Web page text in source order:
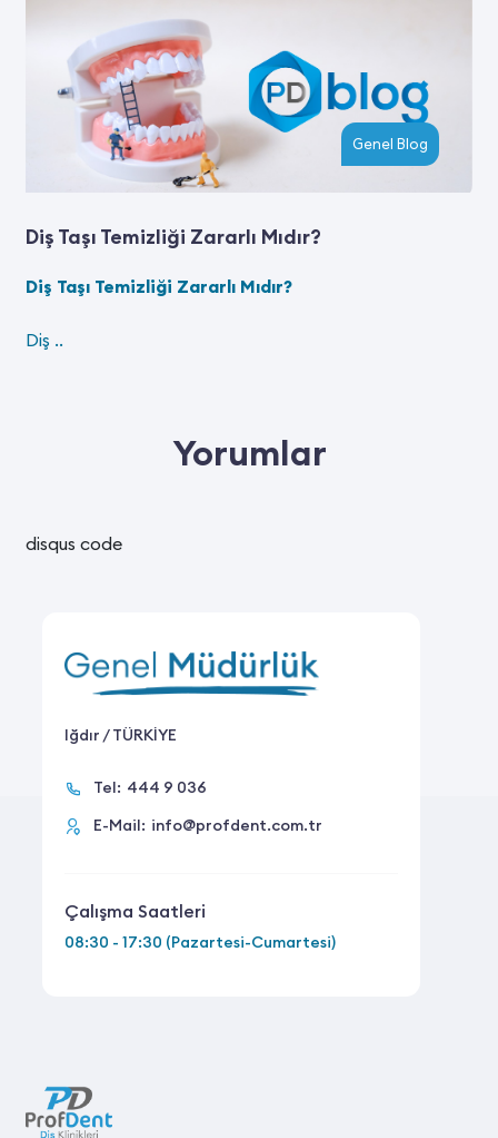
Genel Blog
Diş Taşı Temizliği Zararlı Mıdır?
Diş Taşı Temizliği Zararlı Mıdır?
Diş ..
Yorumlar
disqus code
Iğdır / TÜRKİYE
Tel: 444 9 036
E-Mail: info@profdent.com.tr
Çalışma Saatleri
08:30 - 17:30 (Pazartesi-Cumartesi)